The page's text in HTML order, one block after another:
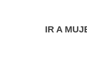
IR A